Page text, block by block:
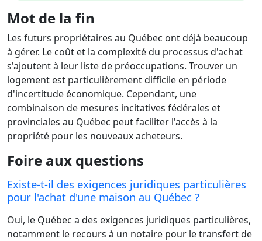
Mot de la fin
Les futurs propriétaires au Québec ont déjà beaucoup
à gérer. Le coût et la complexité du processus d'achat
s'ajoutent à leur liste de préoccupations. Trouver un
logement est particulièrement difficile en période
d'incertitude économique. Cependant, une
combinaison de mesures incitatives fédérales et
provinciales au Québec peut faciliter l'accès à la
propriété pour les nouveaux acheteurs.
Foire aux questions
Existe-t-il des exigences juridiques particulières
pour l'achat d'une maison au Québec ?
Oui, le Québec a des exigences juridiques particulières,
notamment le recours à un notaire pour le transfert de